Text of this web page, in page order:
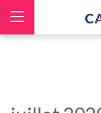
Panneau de